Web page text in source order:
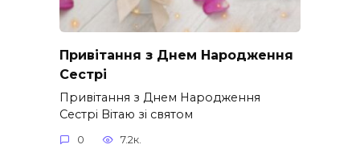
Привітання з Днем Народження
Сестрі
Привітання з Днем Народження
Сестрі Вітаю зі святом
0 7.2к.